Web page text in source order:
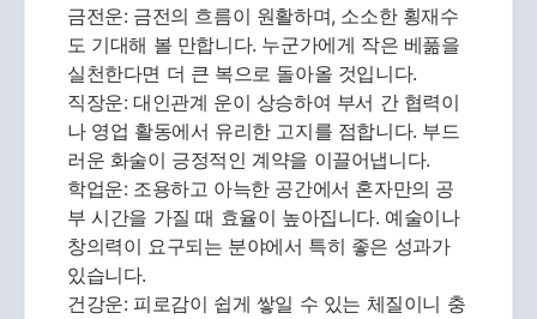
금전운: 금전의 흐름이 원활하며, 소소한 횡재수
도 기대해 볼 만합니다. 누군가에게 작은 베풂을
실천한다면 더 큰 복으로 돌아올 것입니다.
직장운: 대인관계 운이 상승하여 부서 간 협력이
나 영업 활동에서 유리한 고지를 점합니다. 부드
러운 화술이 긍정적인 계약을 이끌어냅니다.
학업운: 조용하고 아늑한 공간에서 혼자만의 공
부 시간을 가질 때 효율이 높아집니다. 예술이나
창의력이 요구되는 분야에서 특히 좋은 성과가
있습니다.
건강운: 피로감이 쉽게 쌓일 수 있는 체질이니 충